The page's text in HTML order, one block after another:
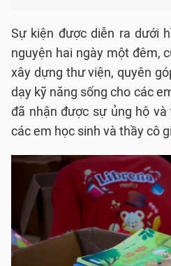
Sự kiện được diễn ra dưới
nguyện hai ngày một đêm,
xây dựng thư viện, quyên
dạy kỹ năng sống cho các
đã nhận được sự ủng hộ
các em học sinh và thầy cô